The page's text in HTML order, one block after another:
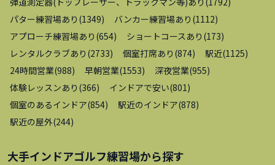
パター練習場あり (1349) バンカー練習場あり (1112)
アプローチ練習場あり (654) ショートコースあり (173)
レンタルクラブあり (2733) 個室打席あり (874) 駅近(1125)
24時間営業(988) 早朝営業(1553) 深夜営業(955)
体験レッスンあり (366) インドアで安い(801)
個室のあるインドア(854) 駅近のインドア(878)
駅近の屋外(244)
大手インドアゴルフ練習場から探す